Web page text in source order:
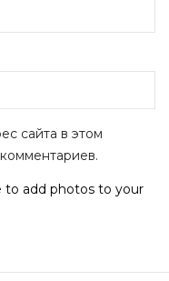
сайта в этом
to add photos to your